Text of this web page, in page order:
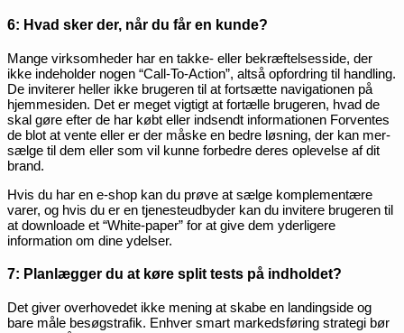
6: Hvad sker der, når du får en kunde?
Mange virksomheder har en takke- eller bekræftelsesside, der
ikke indeholder nogen “Call-To-Action”, altså opfordring til handling.
De inviterer heller ikke brugeren til at fortsætte navigationen på
hjemmesiden. Det er meget vigtigt at fortælle brugeren, hvad de
skal gøre efter de har købt eller indsendt informationen Forventes
de blot at vente eller er der måske en bedre løsning, der kan mer-
sælge til dem eller som vil kunne forbedre deres oplevelse af dit
brand.
Hvis du har en e-shop kan du prøve at sælge komplementære
varer, og hvis du er en tjenesteudbyder kan du invitere brugeren til
at downloade et “White-paper” for at give dem yderligere
information om dine ydelser.
7: Planlægger du at køre split tests på indholdet?
Det giver overhovedet ikke mening at skabe en landingside og
bare måle besøgstrafik. Enhver smart markedsføring strategi bør